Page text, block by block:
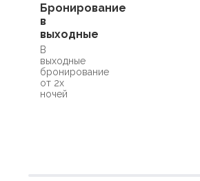
Бронирование
в
выходные
В
выходные
бронирование
от 2х
ночей